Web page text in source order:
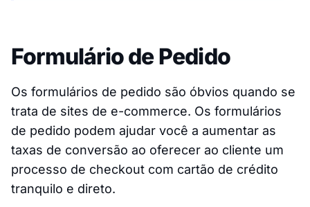
Formulário de Pedido
Os formulários de pedido são óbvios quando se
trata de sites de e-commerce. Os formulários
de pedido podem ajudar você a aumentar as
taxas de conversão ao oferecer ao cliente um
processo de checkout com cartão de crédito
tranquilo e direto.